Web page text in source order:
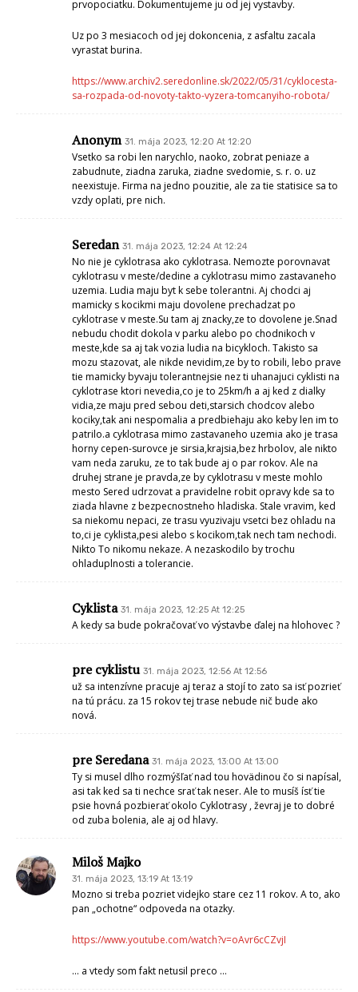
sa-rozpada-od-novoty-takto-vyzera-tomcanyiho-robota/
Anonym 31. mája 2023, 12:20 At 12:20
Vsetko sa robi len narychlo, naoko, zobrat peniaze a zabudnute, ziadna
Seredan 31. mája 2023, 12:24 At 12:24
No nie je cyklotrasa ako cyklotrasa. Nemozte porovnavat cyklotrasu v
meste/dedine a cyklotrasu mimo zastavaneho uzemia. Ludia maju byt k
je.Snad nebudu chodit dokola v parku alebo po chodnikoch v
meste,kde sa aj tak vozia ludia na bicykloch. Takisto sa mozu stazovat,
ale nikde nevidim,ze by to robili, lebo prave tie mamicky byvaju
tolerantnejsie nez ti uhanajuci cyklisti na cyklotrase ktori nevedia,co je to
25km/h a aj ked z dialky vidia,ze maju pred sebou deti,starsich chodcov
alebo kociky,tak ani nespomalia a predbiehaju ako keby len im to
patrilo.a cyklotrasa mimo zastavaneho uzemia ako je trasa horny
cepen-surovce je sirsia,krajsia,bez hrbolov, ale nikto vam neda zaruku,
ze to tak bude aj o par rokov. Ale na druhej strane je pravda,ze by
cyklotrasu v meste mohlo mesto Sered udrzovat a pravidelne robit
opravy kde sa to ziada hlavne z bezpecnostneho hladiska. Stale vravim,
ked sa niekomu nepaci, ze trasu vyuzivaju vsetci bez ohladu na to,ci je
cyklista,pesi alebo s kocikom,tak nech tam nechodi. Nikto To nikomu
nekaze. A nezaskodilo by trochu ohladuplnosti a tolerancie.
Cyklista 31. mája 2023, 12:25 At 12:25
A kedy sa bude pokračovať vo výstavbe ďalej na hlohovec ?
pre cyklistu 31. mája 2023, 12:56 At 12:56
už sa intenzívne pracuje aj teraz a stojí to zato sa isť pozrieť na tú prácu.
za 15 rokov tej trase nebude nič bude ako nová.
pre Seredana
Ty si musel dlho rozmýšľať nad tou hovädinou čo si napísal, asi tak ked
okolo Cyklotrasy , ževraj je to dobré od zuba bolenia, ale aj od hlavy.
Miloš Majko
31. mája 2023, 13:19 At 13:19
https://www.youtube.com/watch?v=oAvr6cCZvjI
… a vtedy som fakt netusil preco …
občan 31. mája 2023, 13:21 At 13:21
hlavne po Horný Čepeň je miestami skoro 1,5m vysoká tráva a burina,
ktorá zužuje tak cyklotrasu, že pri včerajšom behu sme sa nevošli s
protiidúcim cyklistom.
Ivan Sklenár
Trochu poznám históriu cyklotrasy od parku po H. Čepeň. Bol na to
vypracovaný riadny projekt ešte za čias V. Vranoviča, ale úspešnými